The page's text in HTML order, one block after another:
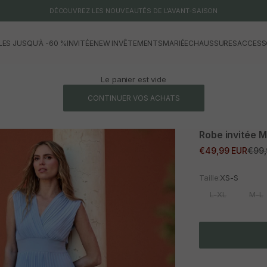
DÉCOUVREZ LES NOUVEAUTÉS DE L'AVANT-SAISON
JUSQU'À -60 %INVITÉENEW INVÊTEMENTSMARIÉECHAUSSURES
Le panier est vide
CONTINUER VOS ACHATS
Robe invitée
Prix
€49,99 EURPrix
Taille:XS-S
L-XL M-L